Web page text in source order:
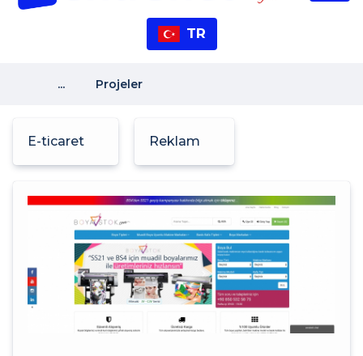
TR
... Projeler
E-ticaret Reklam